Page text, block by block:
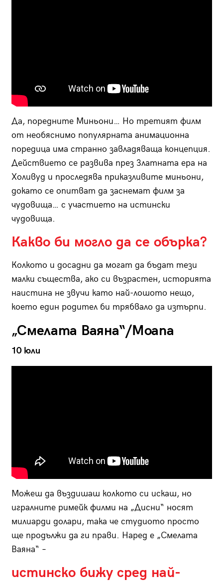
Да, поредните Миньони… Но третият филм
от необяснимо популярната анимационна
поредица има странно завладяваща концепция.
Действието се развива през Златната ера на
Холивуд и проследява приказливите миньони,
докато се опитват да заснемат филм за
чудовища… с участието на истински
чудовища.
Какво би могло да се обърка?
Колкото и досадни да могат да бъдат тези
малки същества, ако си възрастен, историята
наистина не звучи като най-лошото нещо,
което един родител би трябвало да изтърпи.
„Смелата Ваяна“/Moana
10 юли
Можеш да въздишаш колкото си искаш, но
игралните римейк филми на „Дисни“ носят
милиарди долари, така че студиото просто
ще продължи да ги прави. Наред е „Смелата
Ваяна“ –
истинско бижу сред най-